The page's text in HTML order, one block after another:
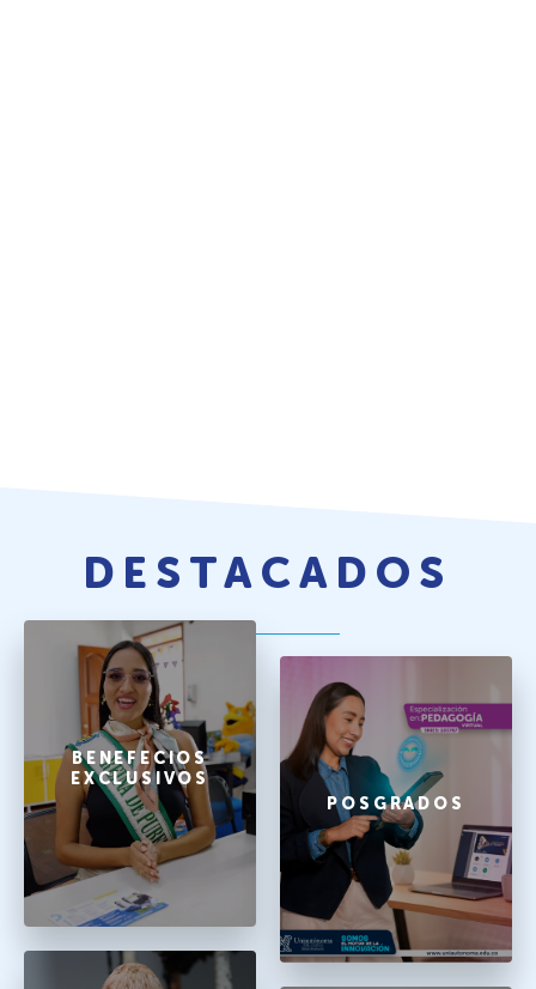
DESTACADOS
BENEFECIOS
EXCLUSIVOS
POSGRADOS